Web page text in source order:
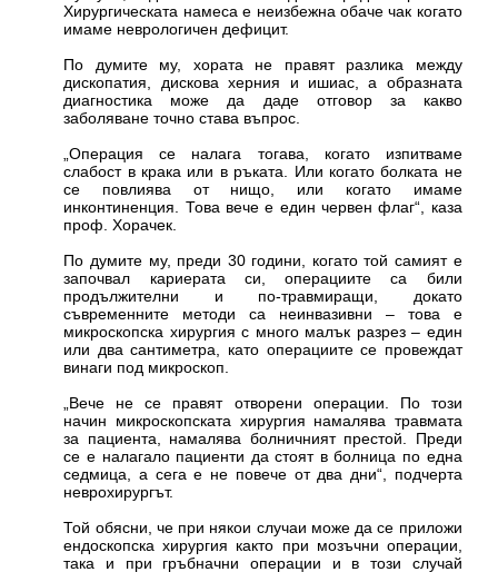
Хирургическата намеса е неизбежна обаче чак когато
имаме неврологичен дефицит.
По думите му, хората не правят разлика между
дископатия, дискова херния и ишиас, а образната
диагностика може да даде отговор за какво
заболяване точно става въпрос.
„Операция се налага тогава, когато изпитваме
слабост в крака или в ръката. Или когато болката не
се повлиява от нищо, или когато имаме
инконтиненция. Това вече е един червен флаг“, каза
проф. Хорачек.
По думите му, преди 30 години, когато той самият е
започвал кариерата си, операциите са били
продължителни и по-травмиращи, докато
съвременните методи са неинвазивни – това е
микроскопска хирургия с много малък разрез – един
или два сантиметра, като операциите се провеждат
винаги под микроскоп.
„Вече не се правят отворени операции. По този
начин микроскопската хирургия намалява травмата
за пациента, намалява болничният престой. Преди
се е налагало пациенти да стоят в болница по една
седмица, а сега е не повече от два дни“, подчерта
неврохирургът.
Той обясни, че при някои случаи може да се приложи
ендоскопска хирургия както при мозъчни операции,
така и при гръбначни операции и в този случай